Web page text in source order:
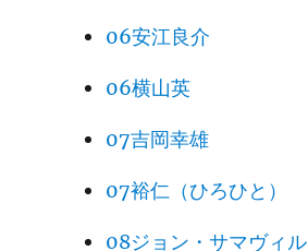
06安江良介
06横山英
07吉岡幸雄
07裕仁（ひろひと）
08ジョン・サマヴィル